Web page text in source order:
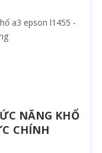
NĂNG KHỔ
CHÍNH